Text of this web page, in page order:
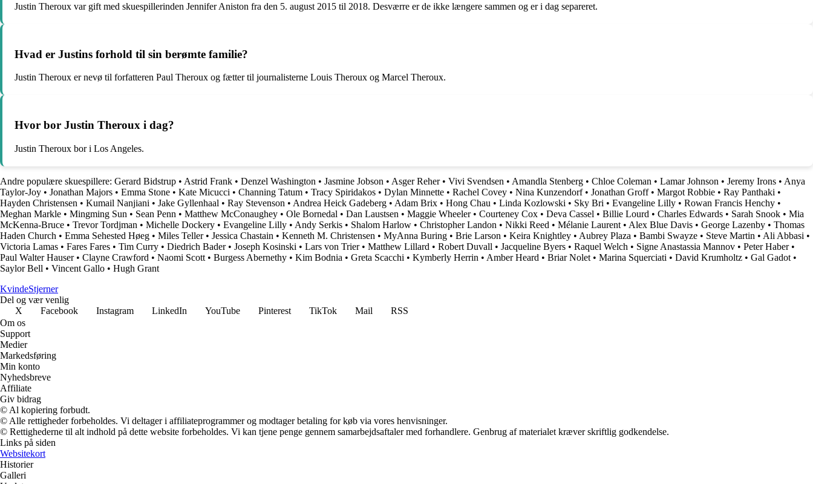
Justin Theroux var gift med skuespillerinden Jennifer Aniston fra den 5. august 2015 til 2018. Desværre er de ikke længere sammen og er i dag separeret.
Hvad er Justins forhold til sin berømte familie?
Justin Theroux er nevø til forfatteren Paul Theroux og fætter til journalisterne Louis Theroux og Marcel Theroux.
Hvor bor Justin Theroux i dag?
Justin Theroux bor i Los Angeles.
Andre populære skuespillere: Gerard Bidstrup • Astrid Frank • Denzel Washington • Jasmine Jobson • Asger Reher• Vivi Svendsen • Amandla Stenberg • Chloe Coleman • Lamar Johnson • Jeremy Irons • Anya
Taylor-Joy • Jonathan Majors • Emma Stone • Kate Micucci • Channing Tatum • Tracy Spiridakos • Dylan Minnette • Rachel Covey • Nina Kunzendorf• Jonathan Groff• Margot Robbie • Ray Panthaki •
Hayden Christensen • Kumail Nanjiani • Jake Gyllenhaal • Ray Stevenson • Andrea Heick Gadeberg • Adam Brix • Hong Chau • Linda Kozlowski • Sky Bri • Evangeline Lilly • Rowan Francis Henchy •
Meghan Markle • Mingming Sun • Sean Penn • Matthew McConaughey • Ole Bornedal • Dan Laustsen • Maggie Wheeler• Courteney Cox • Deva Cassel • Billie Lourd • Charles Edwards • Sarah Snook • Mia
McKenna-Bruce • Trevor Tordjman • Michelle Dockery • Evangeline Lilly • Andy Serkis • Shalom Harlow • Christopher Landon • Nikki Reed • Mélanie Laurent • Alex Blue Davis • George Lazenby • Thomas
Haden Church • Emma Sehested Høeg • Miles Teller• Jessica Chastain • Kenneth M. Christensen • MyAnna Buring • Brie Larson • Keira Knightley • Aubrey Plaza • Bambi Swayze • Steve Martin • Ali Abbasi •
Victoria Lamas • Fares Fares • Tim Curry • Diedrich Bader• Joseph Kosinski • Lars von Trier• Matthew Lillard • Robert Duvall • Jacqueline Byers • Raquel Welch • Signe Anastassia Mannov • Peter Haber•
Paul Walter Hauser• Clayne Crawford • Naomi Scott • Burgess Abernethy • Kim Bodnia • Greta Scacchi • Kymberly Herrin • Amber Heard • Briar Nolet • Marina Squerciati • David Krumholtz • Gal Gadot •
Saylor Bell • Vincent Gallo • Hugh Grant
KvindeStjerner
Del og vær venlig
X
Facebook Instagram LinkedIn YouTube Pinterest TikTok Mail
RSS
Om os
Support
Medier
Markedsføring
Min konto
Nyhedsbreve
Affiliate
Giv bidrag
© Al kopiering forbudt.
© Alle rettigheder forbeholdes. Vi deltager i affiliateprogrammer og modtager betaling for køb via vores henvisninger.
© Rettighederne til alt indhold på dette website forbeholdes. Vi kan tjene penge gennem samarbejdsaftaler med forhandlere. Genbrug af materialet kræver skriftlig godkendelse.
Links på siden
Websitekort
Historier
Galleri